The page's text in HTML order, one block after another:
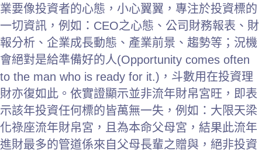
業要像投資者的心態，小心翼翼，專注於投資標的
一切資訊，例如：CEO之心態、公司財務報表、財
報分析、企業成長動態、產業前景、趨勢等；況機
會絕對是給準備好的人(Opportunity comes often
to the man who is ready for it.)，斗數用在投資理
財亦復如此。依實證顯示並非流年財帛宮旺，即表
示該年投資任何標的皆萬無一失，例如：大限天梁
化祿座流年財帛宮，且為本命父母宮，結果此流年
進財最多的管道係來自父母長輩之贈與，絕非投資